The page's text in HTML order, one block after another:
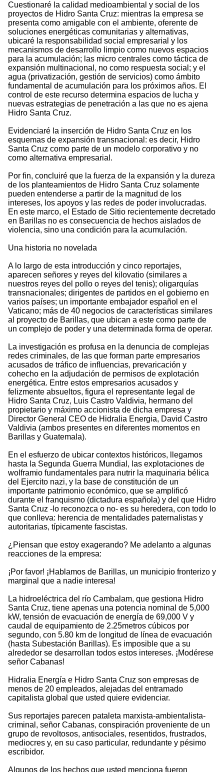
Cuestionaré la calidad medioambiental y social de los
proyectos de Hidro Santa Cruz: mientras la empresa se
presenta como amigable con el ambiente, oferente de
soluciones energéticas comunitarias y alternativas,
ubicaré la responsabilidad social empresarial y los
mecanismos de desarrollo limpio como nuevos espacios
para la acumulación; las micro centrales como táctica de
expansión multinacional, no como respuesta social; y el
agua (privatización, gestión de servicios) como ámbito
fundamental de acumulación para los próximos años. El
control de este recurso determina espacios de lucha y
nuevas estrategias de penetración a las que no es ajena
Hidro Santa Cruz.
Evidenciaré la inserción de Hidro Santa Cruz en los
esquemas de expansión transnacional: es decir, Hidro
Santa Cruz como parte de un modelo corporativo y no
como alternativa empresarial.
Por fin, concluiré que la fuerza de la expansión y la dureza
de los planteamientos de Hidro Santa Cruz solamente
pueden entenderse a partir de la magnitud de los
intereses, los apoyos y las redes de poder involucradas.
En este marco, el Estado de Sitio recientemente decretado
en Barillas no es consecuencia de hechos aislados de
violencia, sino una condición para la acumulación.
Una historia no novelada
A lo largo de esta introducción y cinco reportajes,
aparecen señores y reyes del kilovatio (similares a
nuestros reyes del pollo o reyes del tenis); oligarquías
transnacionales; dirigentes de partidos en el gobierno en
varios países; un importante embajador español en el
Vaticano; más de 40 negocios de características similares
al proyecto de Barillas, que ubican a este como parte de
un complejo de poder y una determinada forma de operar.
La investigación es profusa en la denuncia de complejas
redes criminales, de las que forman parte empresarios
acusados de tráfico de influencias, prevaricación y
cohecho en la adjudación de permisos de explotación
energética. Entre estos empresarios acusados y
felizmente absueltos, figura el representante legal de
Hidro Santa Cruz, Luis Castro Valdivia, hermano del
propietario y máximo accionista de dicha empresa y
Director General CEO de Hidralia Energia, David Castro
Valdivia (ambos presentes en diferentes momentos en
Barillas y Guatemala).
En el esfuerzo de ubicar contextos históricos, llegamos
hasta la Segunda Guerra Mundial, las explotaciones de
wolframio fundamentales para nutrir la maquinaria bélica
del Ejercito nazi, y la base de constitución de un
importante patrimonio económico, que se amplificó
durante el franquismo (dictadura española) y del que Hidro
Santa Cruz -lo reconozca o no- es su heredera, con todo lo
que conlleva: herencia de mentalidades paternalistas y
autoritarias, típicamente fascistas.
¿Piensan que estoy exagerando? Me adelanto a algunas
reacciones de la empresa:
¡Por favor! ¡Hablamos de Barillas, un municipio fronterizo y
marginal que a nadie interesa!
La hidroeléctrica del río Cambalam, que gestiona Hidro
Santa Cruz, tiene apenas una potencia nominal de 5,000
kW, tensión de evacuación de energía de 69,000 V y
caudal de equipamiento de 2.25metros cúbicos por
segundo, con 5.80 km de longitud de línea de evacuación
(hasta Subestación Barillas). Es imposible que a su
alrededor se desarrollan todos estos intereses. ¡Modérese
señor Cabanas!
Hidralia Energía e Hidro Santa Cruz son empresas de
menos de 20 empleados, alejadas del entramado
capitalista global que usted quiere evidenciar.
Sus reportajes parecen pataleta marxista-ambientalista-
criminal, señor Cabanas, conspiración proveniente de un
grupo de revoltosos, antisociales, resentidos, frustrados,
mediocres y, en su caso particular, redundante y pésimo
escribidor.
Algunos de los hechos que usted menciona fueron